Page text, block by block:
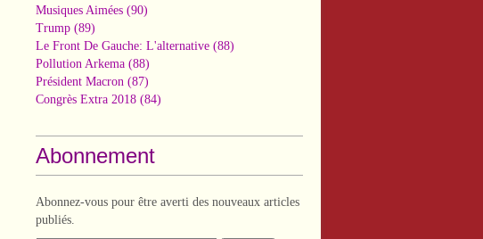
Musiques Aimées (90)
Trump (89)
Le Front De Gauche: L'alternative (88)
Pollution Arkema (88)
Président Macron (87)
Congrès Extra 2018 (84)
Abonnement
Abonnez-vous pour être averti des nouveaux articles
publiés.